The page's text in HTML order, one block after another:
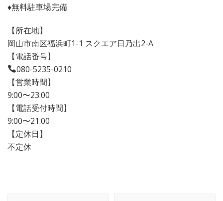
♦︎無料駐車場完備
【所在地】
岡山市南区福浜町1-1 スクエア日乃出2-A
【電話番号】
080-5235-0210
【営業時間】
9:00〜23:00
【電話受付時間】
9:00〜21:00
【定休日】
不定休